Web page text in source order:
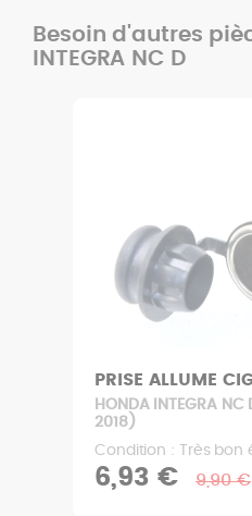
Besoin d'autres
INTEGRA NC D
PRISE ALLUME
HONDA INTEGRA
2018)
Condition : Très bon
6,93 € 9,90 €